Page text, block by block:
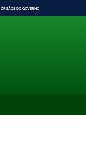
ÓRGÃOS DO GOVERNO